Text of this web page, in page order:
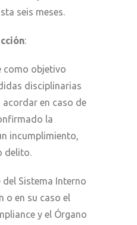
seis meses.
:
como objetivo
disciplinarias
acordar en caso de
la
incumplimiento,
delito.
del Sistema Interno
o en su caso el
y el Órgano